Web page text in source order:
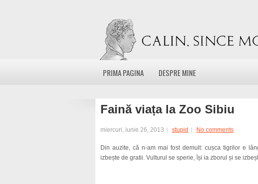
PRIMA PAGINA DESPRE MINE
Faină viața la Zoo Sibiu
miercuri, iunie 26, 2013 stupid No comments
Din auzite, că n-am mai fost demult: cușca tigrilor e
izbește de gratii. Vulturul se sperie, își ia zborul și se